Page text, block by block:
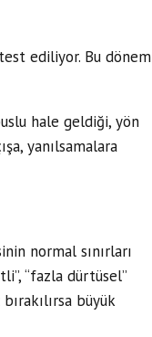
ediliyor. Bu dönem
hale geldiği, yön
yanılsamalara
normal sınırları
“fazla dürtüsel”
büyük